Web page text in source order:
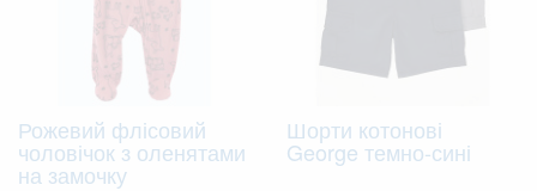
Рожевий флісовий
чоловічок з оленятами
на замочку
Шорти котонові
George темно-сині